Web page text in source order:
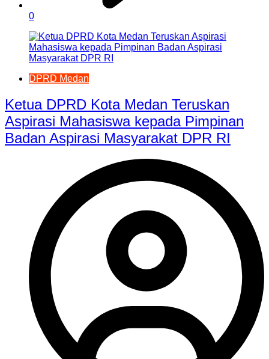
0
DPRD Medan
Ketua DPRD Kota Medan Teruskan
Aspirasi Mahasiswa kepada Pimpinan
Badan Aspirasi Masyarakat DPR RI